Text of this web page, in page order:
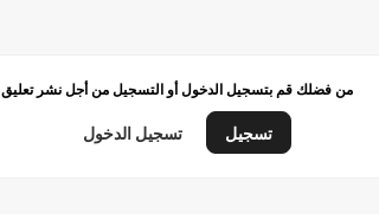
من فضلك قم بتسجيل الدخول أو التسجيل من أجل نشر تعليق
تسجيل تسجيل الدخول